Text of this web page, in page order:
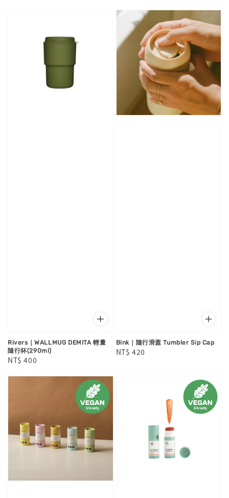
Rivers｜WALLMUG DEMITA 輕量
隨行杯(290ml)
Regular
NT$ 400
Bink｜隨行滑蓋 Tumbler Sip Cap
Regular
NT$ 420